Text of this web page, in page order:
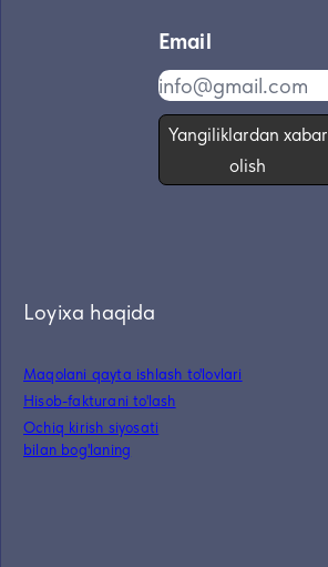
Email
Yangiliklardan xabar
olish
Loyixa haqida
Maqolani qayta ishlash to'lovlari
Hisob-fakturani to'lash
Ochiq kirish siyosati
bilan bog'laning